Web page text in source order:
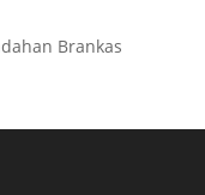
Brankas